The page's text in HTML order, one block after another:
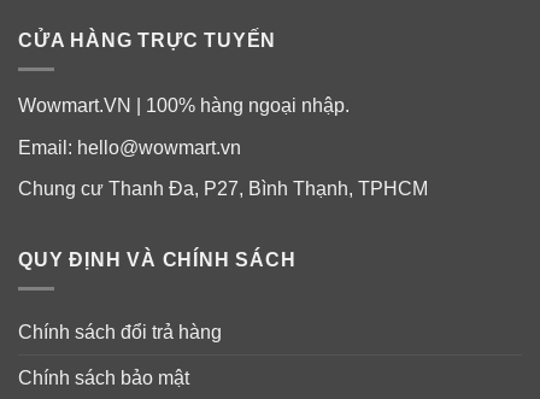
Ngăn chặn sự phá hủy của các gốc tự do lên các tế
✓Hỗ trợ sức khỏe hệ thần kinh, khả năng nhận thức,
kiểm soát stress.
✓Thúc đẩy não bộ hình thành những suy nghĩ sáng tạo
CỬA HÀNG TRỰC TUYẾN
Wowmart.VN | 100% hàng ngoại nhập.
Email: hello@wowmart.vn
Chung cư Thanh Đa, P27, Bình Thạnh, TPHCM
QUY ĐỊNH VÀ CHÍNH SÁCH
Chính sách đổi trả hàng
Chính sách bảo mật